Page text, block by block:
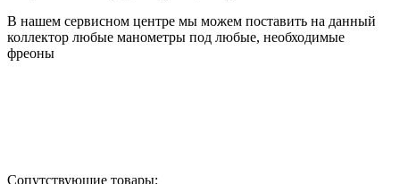
В нашем сервисном центре мы можем поставить на данный
коллектор любые манометры под любые, необходимые
фреоны
Сопутствующие товары: